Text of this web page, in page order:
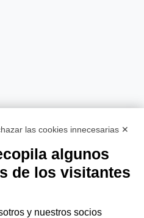
las cookies innecesarias ✕
algunos
de los visitantes
y nuestros socios